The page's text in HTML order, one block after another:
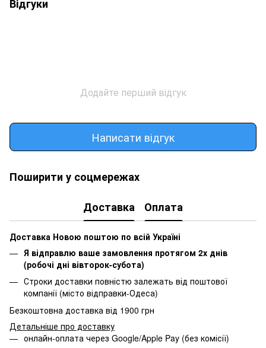
Відгуки
Додайте перший відгук
Написати відгук
Поширити у соцмережах
Доставка
Оплата
Доставка Новою поштою по всій Україні
Я відправлю ваше замовлення протягом 2х днів
(робочі дні вівторок-субота)
Строки доставки повністю залежать від поштової
компанії (місто відправки-Одеса)
Безкоштовна доставка від 1900 грн
Детальніше про доставку
онлайн-оплата через Google/Apple Pay (без комісії)